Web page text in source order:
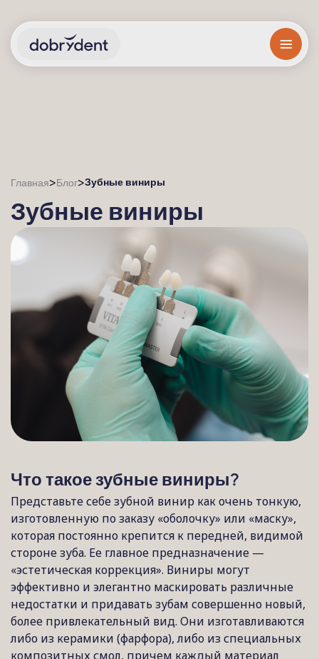
Главная>Блог>Зубные виниры
Зубные виниры
Что такое зубные виниры?
Представьте себе зубной винир как очень тонкую,
изготовленную по заказу «оболочку» или «маску»,
которая постоянно крепится к передней, видимой
стороне зуба. Ее главное предназначение —
«эстетическая коррекция». Виниры могут
эффективно и элегантно маскировать различные
недостатки и придавать зубам совершенно новый,
более привлекательный вид. Они изготавливаются
либо из керамики (фарфора), либо из специальных
композитных смол, причем каждый материал